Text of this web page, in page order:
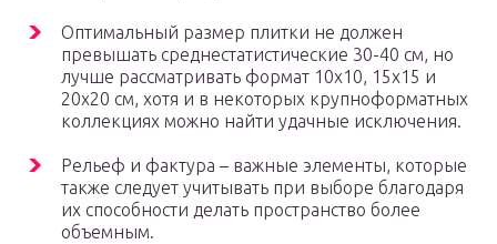
Оптимальный размер плитки не должен
превышать среднестатистические 30-40 см, но
лучше рассматривать формат 10х10, 15х15 и
20х20 см, хотя и в некоторых крупноформатных
коллекциях можно найти удачные исключения.
Рельеф и фактура – важные элементы, которые
также следует учитывать при выборе благодаря
их способности делать пространство более
объемным.